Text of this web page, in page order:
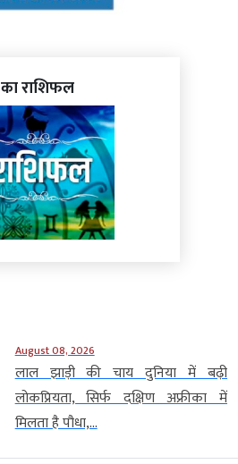
का राशिफल
August 08, 2026
लाल झाड़ी की चाय दुनिया में बढ़ी
लोकप्रियता, सिर्फ दक्षिण अफ्रीका में
मिलता है पौधा,...